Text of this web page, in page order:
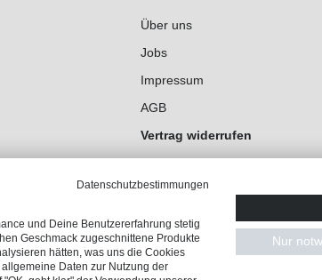
Über uns
Jobs
Impressum
AGB
Vertrag widerrufen
Datenschutz
Cookie-Einstellungen
Datenschutzbestimmungen
und Deine Benutzererfahrung stetig
Geschmack zugeschnittene Produkte
hätten, was uns die Cookies
Daten zur Nutzung der
Nur